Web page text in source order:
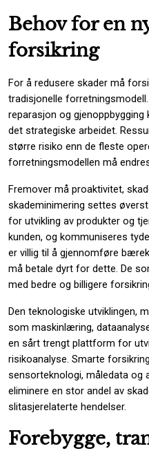
k
Behov for en
forsikring
For å redusere skader må
tradisjonelle
reparasjon og
det strategiske arbeidet.
større risiko enn de fleste
forretningsmodellen må
Fremover må proaktivitet,
skademinimering settes
for utvikling av produkter og
kunden, og kommuniseres
er villig til å gjennomføre
må betale dyrt for dette. De
med bedre og billigere
Den teknologiske utviklingen,
som maskinlæring,
en sårt trengt plattform for
risikoanalyse. Smarte
sensorteknologi, måledata og
eliminere en stor andel av
slitasjerelaterte hendelser.
Forebygge,